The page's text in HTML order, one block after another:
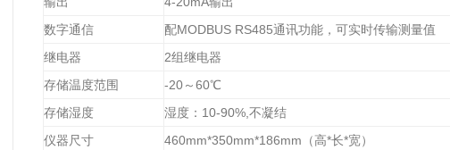
数字通信
配MODBUS RS485通讯功能，可实时传输测量值
继电器
2组继电器
存储温度范围
-20～60℃
存储湿度
湿度：10-90%,不凝结
仪器尺寸
460mm*350mm*186mm（高*长*宽）